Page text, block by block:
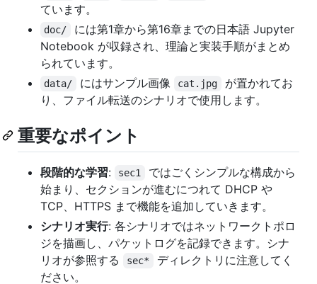
ています。
doc/
には第1章から第16章までの日本語 Jupyter
Notebook が収録され、理論と実装手順がまとめ
られています。
data/ にはサンプル画像 cat.jpg
が置かれてお
り、ファイル転送のシナリオで使用します。
重要なポイント
段階的な学習: sec1
ではごくシンプルな構成から
始まり、セクションが進むにつれて DHCP や
TCP、HTTPS まで機能を追加していきます。
シナリオ実行: 各シナリオではネットワークトポロ
ジを描画し、パケットログを記録できます。シナ
リオが参照する
sec*
ディレクトリに注意してく
ださい。